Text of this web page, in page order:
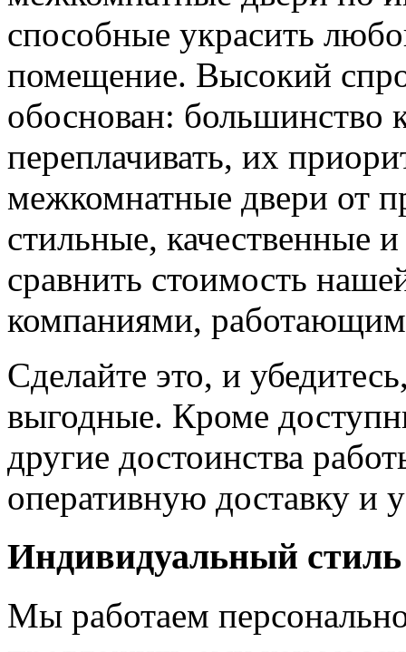
способные украсить
помещение. Высокий
обоснован: большинство
переплачивать, их
межкомнатные двери от
стильные, качественные
сравнить стоимость
компаниями,
Сделайте это, и
выгодные. Кроме
другие достоинства
оперативную доставку и
Индивидуальный стиль
Мы работаем